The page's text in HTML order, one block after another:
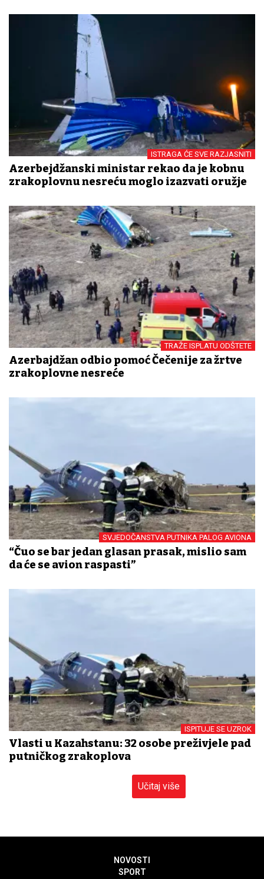
ISTRAGA ĆE SVE RAZJASNITI
Azerbejdžanski ministar rekao da je kobnu
zrakoplovnu nesreću moglo izazvati oružje
TRAŽE ISPLATU ODŠTETE
Azerbajdžan odbio pomoć Čečenije za žrtve
zrakoplovne nesreće
SVJEDOČANSTVA PUTNIKA PALOG AVIONA
“Čuo se bar jedan glasan prasak, mislio sam
da će se avion raspasti”
ISPITUJE SE UZROK
Vlasti u Kazahstanu: 32 osobe preživjele pad
putničkog zrakoplova
Učitaj više
NOVOSTI
SPORT